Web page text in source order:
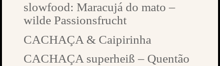
slowfood: Maracujá do mato –
wilde Passionsfrucht
CACHAÇA & Caipirinha
CACHAÇA superheiß – Quentão